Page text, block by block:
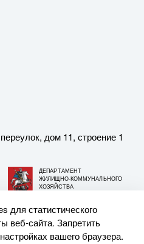
дом 11, строение 1
ДЕПАРТАМЕНТ
ЖИЛИЩНО-КОММУНАЛЬНОГО
ХОЗЯЙСТВА
материалов
для статистического
веб-сайта. Запретить
вашего браузера.